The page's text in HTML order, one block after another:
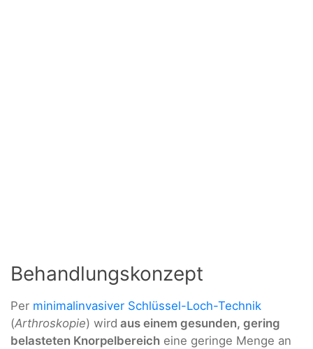
Behandlungskonzept
Per minimalinvasiver Schlüssel-Loch-Technik
(Arthroskopie) wird aus einem gesunden, gering
belasteten Knorpelbereich eine geringe Menge an